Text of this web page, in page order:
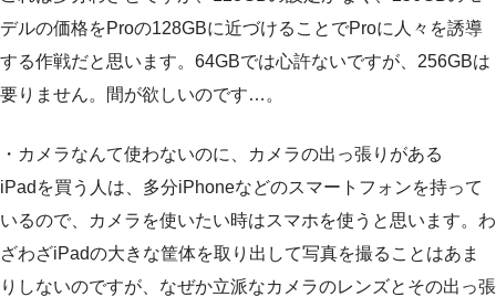
デルの価格をProの128GBに近づけることでProに人々を誘導
する作戦だと思います。64GBでは心許ないですが、256GBは
要りません。間が欲しいのです…。
・カメラなんて使わないのに、カメラの出っ張りがある
iPadを買う人は、多分iPhoneなどのスマートフォンを持って
いるので、カメラを使いたい時はスマホを使うと思います。わ
ざわざiPadの大きな筐体を取り出して写真を撮ることはあま
りしないのですが、なぜか立派なカメラのレンズとその出っ張